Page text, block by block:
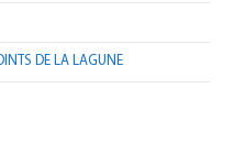
DE LA LAGUNE